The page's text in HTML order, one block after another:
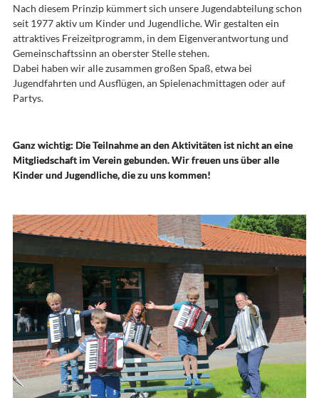
Nach diesem Prinzip kümmert sich unsere Jugendabteilung schon
seit 1977 aktiv um Kinder und Jugendliche. Wir gestalten ein
attraktives Freizeitprogramm, in dem Eigenverantwortung und
Gemeinschaftssinn an oberster Stelle stehen.
Dabei haben wir alle zusammen großen Spaß, etwa bei
Jugendfahrten und Ausflügen, an Spielenachmittagen oder auf
Partys.
Ganz wichtig: Die Teilnahme an den Aktivitäten ist nicht an eine
Mitgliedschaft im Verein gebunden. Wir freuen uns über alle
Kinder und Jugendliche, die zu uns kommen!